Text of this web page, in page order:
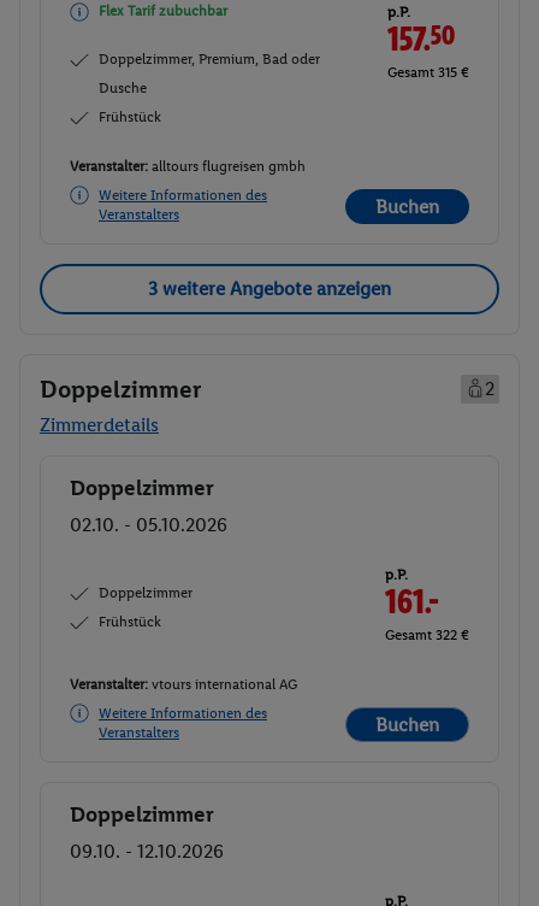
Flex Tarif zubuchbar
Doppelzimmer, Premium, Bad oder
Dusche
Frühstück
p.P.
157.50
Gesamt 315 €
Veranstalter: alltours flugreisen gmbh
Weitere Informationen des
Veranstalters
Buchen
3 weitere Angebote anzeigen
Doppelzimmer
2
Zimmerdetails
Buchen
Doppelzimmer
02.10. - 05.10.2026
Doppelzimmer
Frühstück
p.P.
161.-
Gesamt 322 €
Veranstalter: vtours international AG
Weitere Informationen des
Veranstalters
Buchen
Buchen
Doppelzimmer
09.10. - 12.10.2026
p.P.